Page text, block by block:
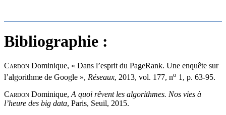
Bibliographie :
Cardon Dominique, « Dans l’esprit du PageRank. Une enquête sur
l’algorithme de Google », Réseaux, 2013, vol. 177, no 1, p. 63‑95.
Cardon Dominique, A quoi rêvent les algorithmes. Nos vies à
l’heure des big data, Paris, Seuil, 2015.